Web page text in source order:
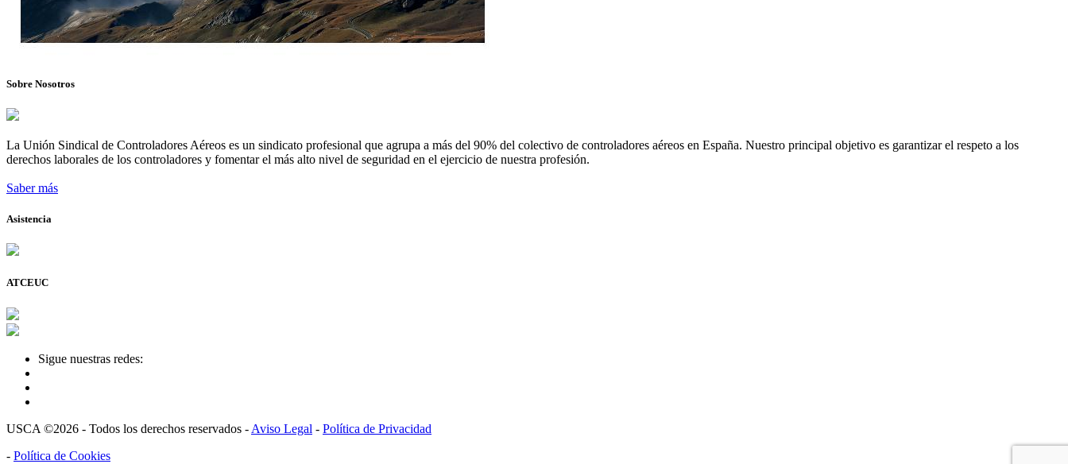
Sobre Nosotros
La Unión Sindical de Controladores Aéreos es un sindicato profesional que agrupa a más del 90% del colectivo de controladores aéreos en España. Nuestro principal objetivo es garantizar el respeto a los
derechos laborales de los controladores y fomentar el más alto nivel de seguridad en el ejercicio de nuestra profesión.
Saber más
Asistencia
ATCEUC
Sigue nuestras redes:
USCA ©2026 - Todos los derechos reservados - Aviso Legal - Política de Privacidad
- Política de Cookies